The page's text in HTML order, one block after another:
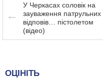
У Черкасах соловік на
зауваження патрульних
відповів… пістолетом
(відео)